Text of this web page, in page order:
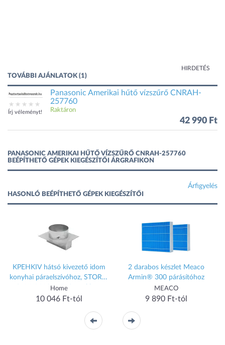
HIRDETÉS
TOVÁBBI AJÁNLATOK (1)
Írj véleményt!
Panasonic Amerikai hűtő vízszűrő CNRAH-
257760
Raktáron
42 990 Ft
PANASONIC AMERIKAI HŰTŐ VÍZSZŰRŐ CNRAH-257760
BEÉPÍTHETŐ GÉPEK KIEGÉSZÍTŐI ÁRGRAFIKON
Árfigyelés
HASONLÓ BEÉPÍTHETŐ GÉPEK KIEGÉSZÍTŐI
KPEHKIV hátsó kivezető idom
konyhai páraelszívóhoz, STORM
és HURRICANE típusokhoz,
horganyzott, Ø117 mm, 160 x
Home
10 046 Ft-tól
2 darabos készlet Meaco
Armin® 300 párásítóhoz
MEACO
9 890 Ft-tól